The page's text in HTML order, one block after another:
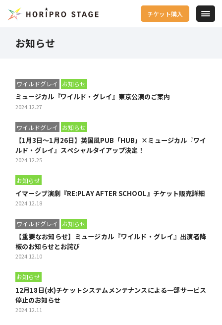
チケット購入
お知らせ
ワイルドグレイ お知らせ
ミュージカル『ワイルド・グレイ』東京公演のご案内
2024.12.27
ワイルドグレイ お知らせ
【1月3日～1月26日】英国風PUB「HUB」×ミュージカル『ワイ
ルド・グレイ』スペシャルタイアップ決定！
2024.12.25
お知らせ
イマーシブ演劇『RE:PLAY AFTER SCHOOL』チケット販売詳細
2024.12.18
ワイルドグレイ お知らせ
【重要なお知らせ】ミュージカル『ワイルド・グレイ』出演者降
板のお知らせとお詫び
2024.12.10
お知らせ
12月18日(水)チケットシステムメンテナンスによる一部サービス
停止のお知らせ
2024.12.11